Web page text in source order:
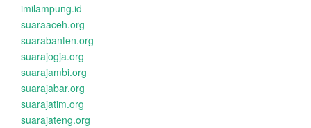
imilampung.id
suaraaceh.org
suarabanten.org
suarajogja.org
suarajambi.org
suarajabar.org
suarajatim.org
suarajateng.org